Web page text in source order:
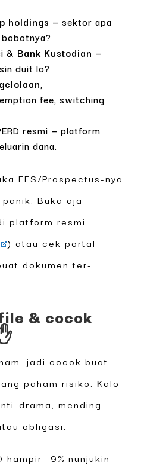
holdings — sektor apa
& Bank Kustodian —
duit lo?
,
fee, switching
resmi — platform
dana.
FFS/Prospectus-nya
Buka aja
platform resmi
) atau cek portal
dokumen ter-
& cocok
jadi cocok buat
paham risiko. Kalo
drama, mending
obligasi.
hampir -9% nunjukin